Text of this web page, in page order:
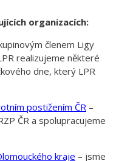
organizacích:
členem Ligy
realizujeme některé
dne, který LPR
postižením ČR –
ČR a spolupracujeme
kraje – jsme